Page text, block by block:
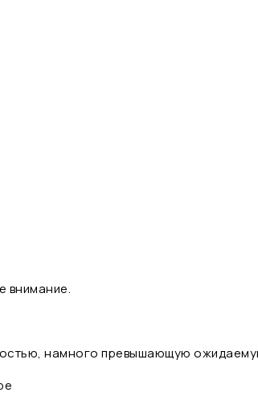
внимание.
намного превышающую